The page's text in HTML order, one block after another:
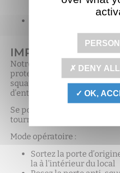
version 4 : 1000 à
IMPORTANT À
Notre porte anti-squatt a été
protection des locaux vides
squatters ne viennent
d’entrée n’assure pas une
Se pose en quelques
tournevis et une clé de 24.
Mode opératoire :
Sortez la porte
la à l’intérieur du local
DENY
OK,